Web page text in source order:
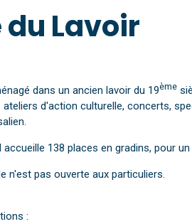
Lavoir
dans un ancien lavoir du 19ème
d'action culturelle, concerts,
138 places en gradins, pour
n'est pas ouverte aux particuliers.
réservations :